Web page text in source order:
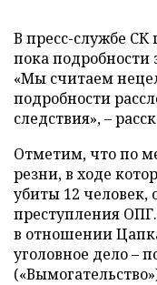
В пресс-службе СК
пока подробности
«Мы считаем
подробности
следствия»,–
Отметим, что по
резни, в ходе
убиты 12 человек,
преступления
в отношении
уголовное дело–